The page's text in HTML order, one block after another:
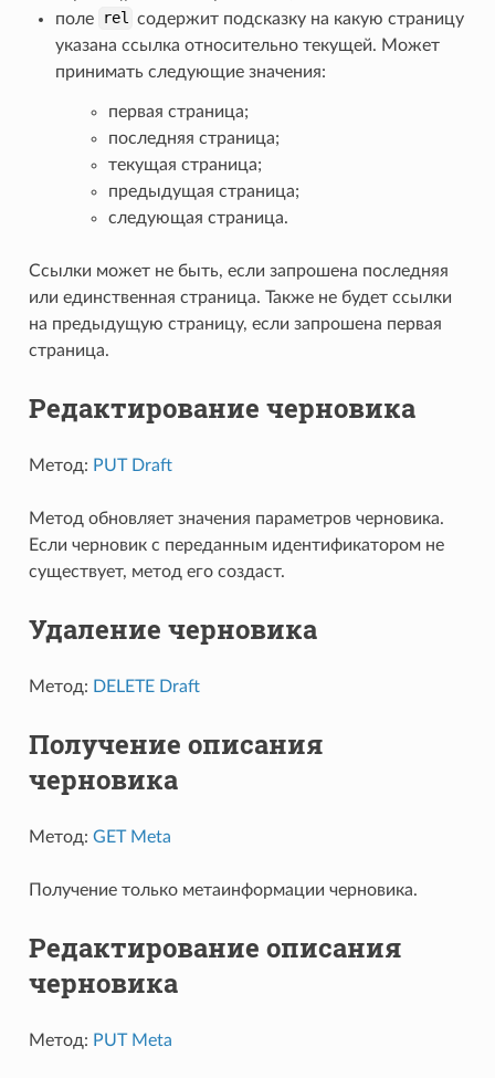
поле
rel содержит подсказку на какую страницу
указана ссылка относительно текущей. Может
принимать следующие значения:
первая страница;
последняя страница;
текущая страница;
предыдущая страница;
следующая страница.
Ссылки может не быть, если запрошена последняя
или единственная страница. Также не будет ссылки
на предыдущую страницу, если запрошена первая
страница.
Редактирование черновика
Метод: PUT Draft
Метод обновляет значения параметров черновика.
Если черновик с переданным идентификатором не
существует, метод его создаст.
Удаление черновика
Метод: DELETE Draft
Получение описания
черновика
Метод: GET Meta
Получение только метаинформации черновика.
Редактирование описания
черновика
Метод: PUT Meta